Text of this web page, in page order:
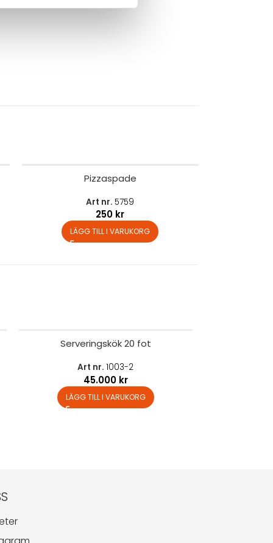
Pizzaspade
Art nr. 5759
250 kr
LÄGG TILL I VARUKORG
Serveringskök 20 fot
Art nr.1003-2
45.000 kr
LÄGG TILL I VARUKORG